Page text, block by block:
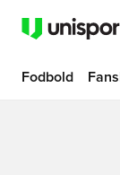
Fodbold